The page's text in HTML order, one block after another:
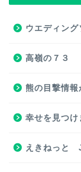
ウエディン
高嶺の７３
熊の目撃情報
幸せを見つけ
えきねっと